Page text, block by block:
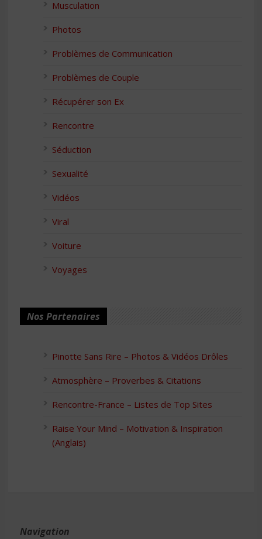
Musculation
Photos
Problèmes de Communication
Problèmes de Couple
Récupérer son Ex
Rencontre
Séduction
Sexualité
Vidéos
Viral
Voiture
Voyages
Nos Partenaires
Pinotte Sans Rire – Photos & Vidéos Drôles
Atmosphère – Proverbes & Citations
Rencontre-France – Listes de Top Sites
Raise Your Mind – Motivation & Inspiration
(Anglais)
Navigation